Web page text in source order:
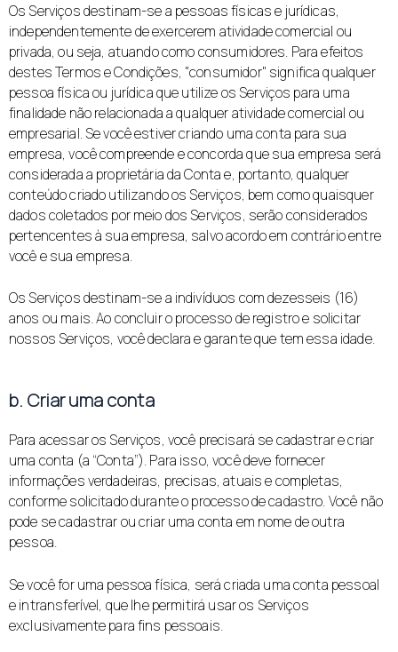
Os Serviços destinam-se a pessoas físicas e jurídicas,
independentemente de exercerem atividade comercial ou
privada, ou seja, atuando como consumidores. Para efeitos
destes Termos e Condições, "consumidor" significa qualquer
pessoa física ou jurídica que utilize os Serviços para uma
finalidade não relacionada a qualquer atividade comercial ou
empresarial. Se você estiver criando uma conta para sua
empresa, você compreende e concorda que sua empresa será
considerada a proprietária da Conta e, portanto, qualquer
conteúdo criado utilizando os Serviços, bem como quaisquer
dados coletados por meio dos Serviços, serão considerados
pertencentes à sua empresa, salvo acordo em contrário entre
você e sua empresa.
Os Serviços destinam-se a indivíduos com dezesseis (16)
anos ou mais. Ao concluir o processo de registro e solicitar
nossos Serviços, você declara e garante que tem essa idade.
b. Criar uma conta
Para acessar os Serviços, você precisará se cadastrar e criar
uma conta (a “Conta”). Para isso, você deve fornecer
informações verdadeiras, precisas, atuais e completas,
conforme solicitado durante o processo de cadastro. Você não
pode se cadastrar ou criar uma conta em nome de outra
pessoa.
Se você for uma pessoa física, será criada uma conta pessoal
e intransferível, que lhe permitirá usar os Serviços
exclusivamente para fins pessoais.